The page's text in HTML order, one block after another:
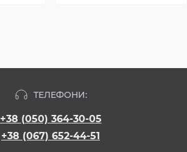
ТЕЛЕФОНИ:
+38 (050) 364-30-05
+38 (067) 652-44-51